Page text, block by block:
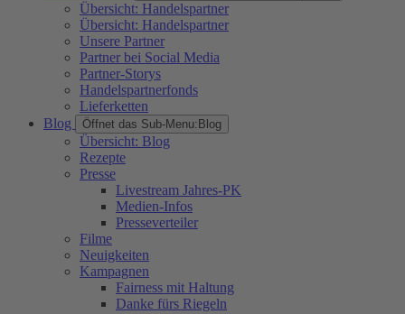
Übersicht: Handelspartner
Übersicht: Handelspartner
Unsere Partner
Partner bei Social Media
Partner-Storys
Handelspartnerfonds
Lieferketten
Blog
Öffnet das Sub-Menu: Blog
Übersicht: Blog
Rezepte
Presse
Livestream Jahres-PK
Medien-Infos
Presseverteiler
Filme
Neuigkeiten
Kampagnen
Fairness mit Haltung
Danke fürs Riegeln